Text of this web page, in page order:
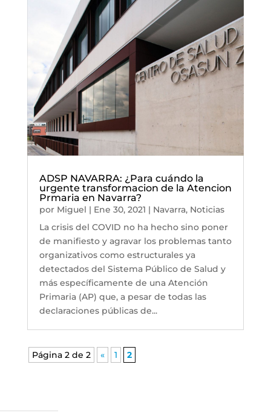
ADSP NAVARRA: ¿Para cuándo la
urgente transformacion de la Atencion
Prmaria en Navarra?
por Miguel | Ene 30, 2021 | Navarra, Noticias
La crisis del COVID no ha hecho sino poner
de manifiesto y agravar los problemas tanto
organizativos como estructurales ya
detectados del Sistema Público de Salud y
más específicamente de una Atención
Primaria (AP) que, a pesar de todas las
declaraciones públicas de...
Página 2 de 2 « 1 2